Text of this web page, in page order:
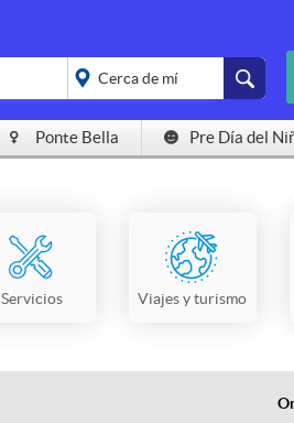
placeholder="Todo el
Ponte Bella Pre Día del
Servicios Viajes y turismo